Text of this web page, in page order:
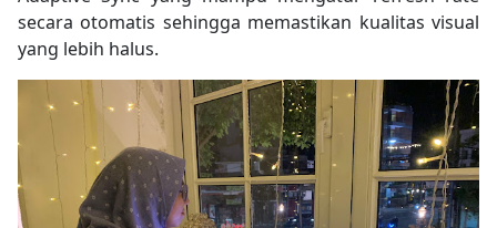
secara otomatis sehingga memastikan kualitas visual
yang lebih halus.